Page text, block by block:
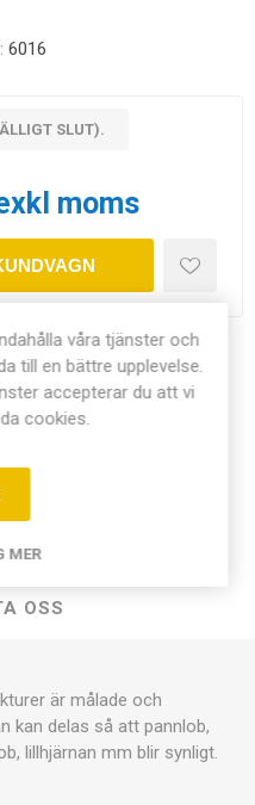
6016
SLUT).
moms
OSS
är målade och
kan delas så att pannlob,
lillhjärnan mm blir synligt.
våra tjänster och
till en bättre upplevelse.
accepterar du att vi
cookies.
MER